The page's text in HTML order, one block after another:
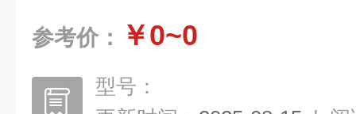
参考价： ￥0~0
型号：